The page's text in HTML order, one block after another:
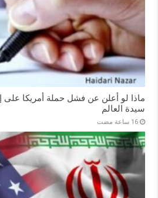
ماذا لو أعلن عن فشل حملة أمريكا على
سيدة العالم
‏16 ساعة مضت